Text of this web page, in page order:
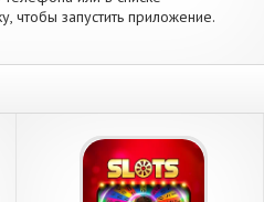
чтобы запустить приложение.